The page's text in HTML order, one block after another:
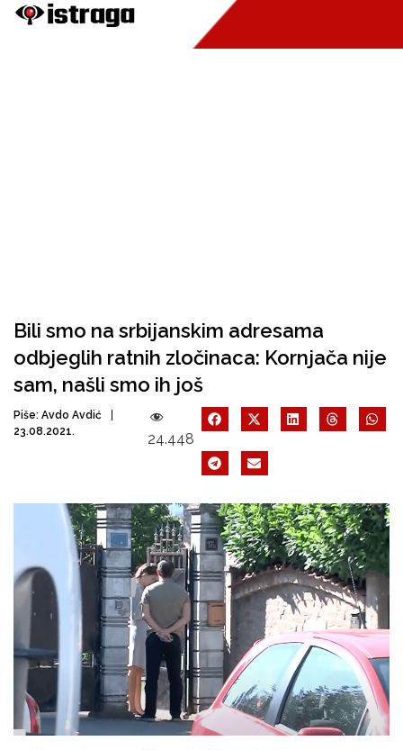
Bili smo na srbijanskim adresama
odbjeglih ratnih zločinaca: Kornjača nije
sam, našli smo ih još
Piše: Avdo Avdić
23.08.2021.
24.448